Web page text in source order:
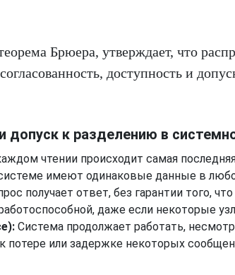
Брюера, утверждает, что
доступность и
допуск к разделению в
чтении происходит самая
имеют одинаковые данные в
получает ответ, без гарантии того,
даже если некоторые
Система продолжает работать,
потере или задержке некоторых